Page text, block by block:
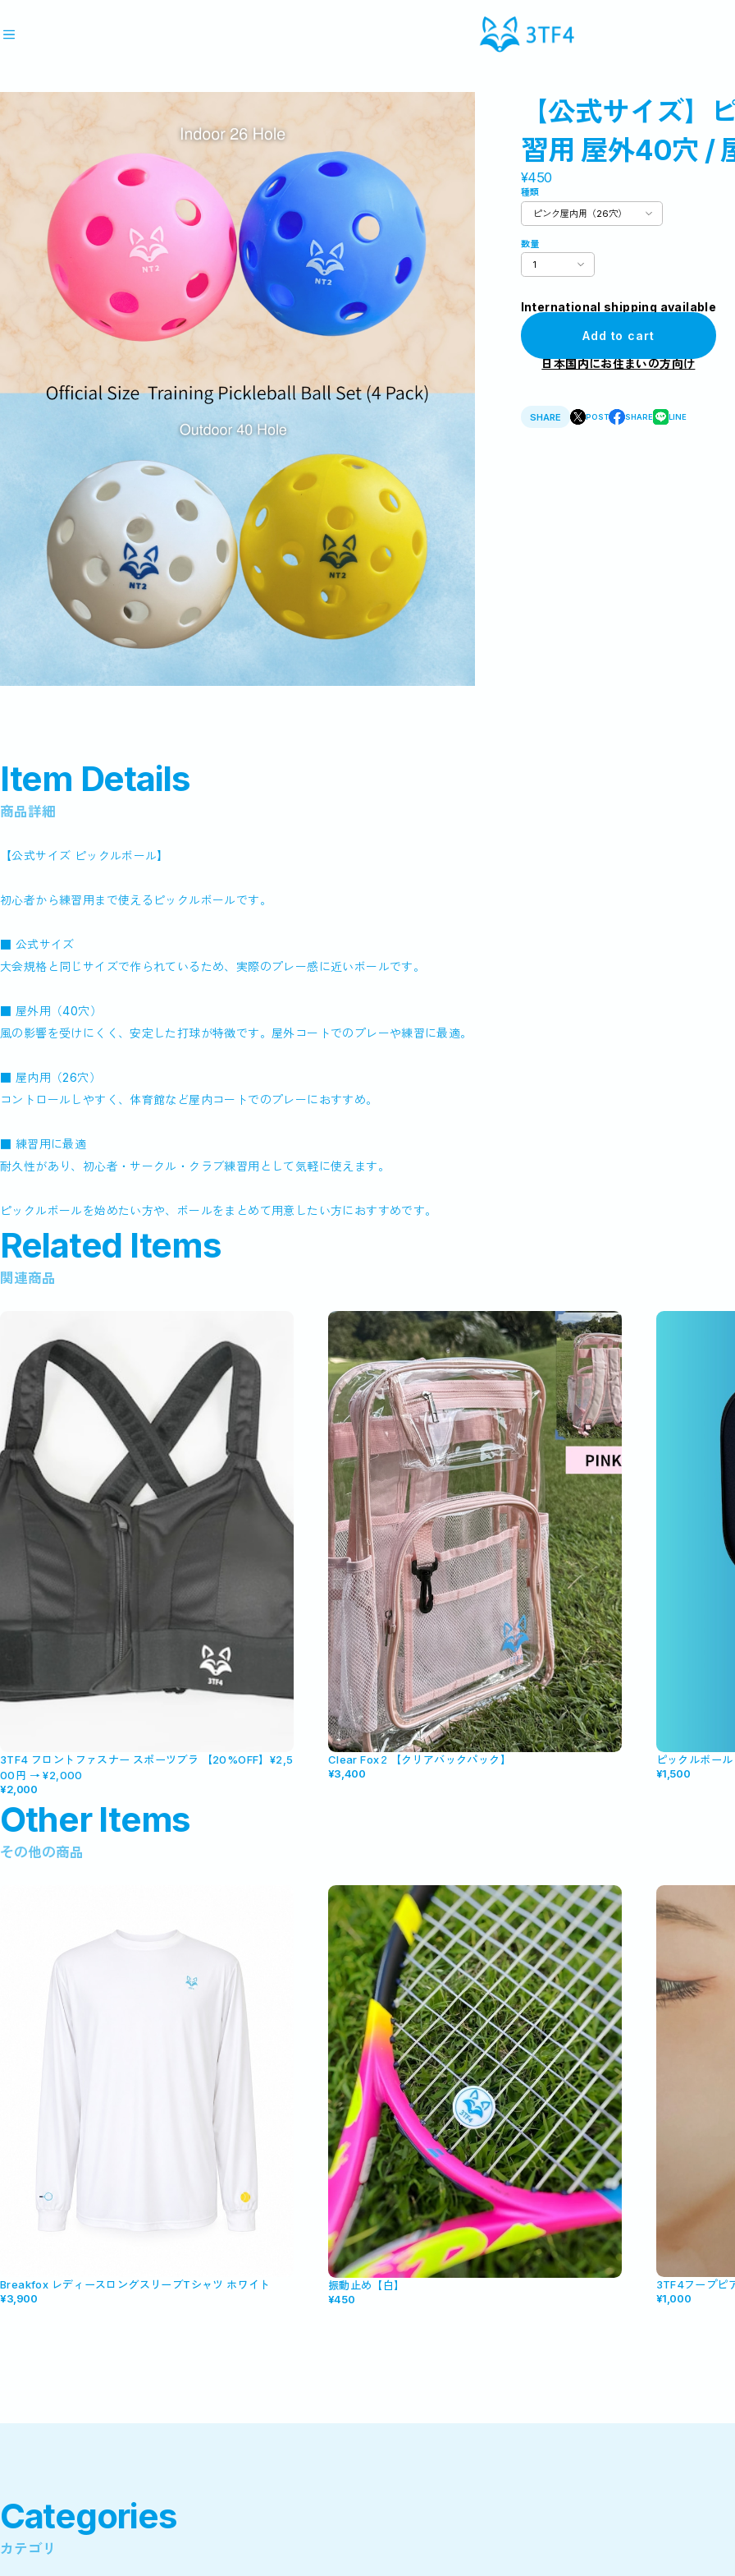
Recommendおすすめキーワード
#3TF4 #テニスウェア #デニスグッズ
Category 商品カテゴリ
【公式サイズ】
習用 屋外40穴 /
¥450
種類
数量
International shipping available
Add to cart
日本国内にお住まいの方向け
SHARE POST SHARE LINE
Item Details
商品詳細
【公式サイズ ピックルボール】
初心者から練習用まで使えるピックルボールです。
■ 公式サイズ
大会規格と同じサイズで作られているため、実際のプレー感に近いボールです。
■ 屋外用（40穴）
風の影響を受けにくく、安定した打球が特徴です。屋外コートでのプレーや練習に最適。
■ 屋内用（26穴）
コントロールしやすく、体育館など屋内コートでのプレーにおすすめ。
■ 練習用に最適
耐久性があり、初心者・サークル・クラブ練習用として気軽に使えます。
ピックルボールを始めたい方や、ボールをまとめて用意したい方におすすめです。
Related Items
関連商品
3TF4 フロントファスナー スポーツブラ 【20%OFF】¥2,5
00円 → ¥2,000
¥2,000
Clear Fox２【クリアバックパック】
¥3,400
ピックルボー
¥1,500
Other Items
その他の商品
Breakfox レディースロングスリーブTシャツ ホワイト
¥3,900
振動止め【白】
¥450
3TF4フープピ
¥1,000
Categories
カテゴリ